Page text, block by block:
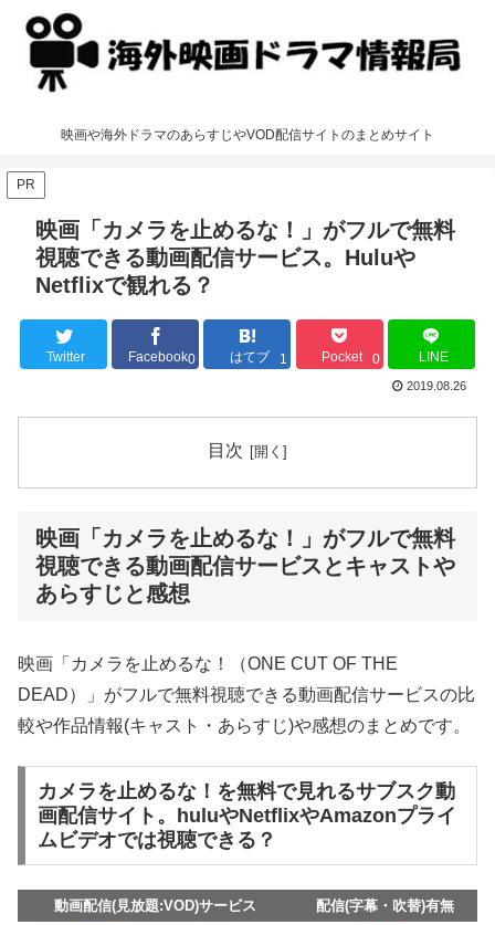
映画や海外ドラマのあらすじやVOD配信サイトのまとめサイト
PR
映画「カメラを止めるな！」がフルで無料
視聴できる動画配信サービス。Huluや
Netflixで観れる？
Twitter Facebook0 はてブ 1 Pocket 0 LINE
2019.08.26
目次
映画「カメラを止めるな！」がフルで無料
視聴できる動画配信サービスとキャストや
あらすじと感想
映画「カメラを止めるな！（ONE CUT OF THE
DEAD）」がフルで無料視聴できる動画配信サービスの比
較や作品情報(キャスト・あらすじ)や感想のまとめです。
カメラを止めるな！を無料で見れるサブスク動
画配信サイト。huluやNetflixやAmazonプライ
ムビデオでは視聴できる？
動画配信(見放題:VOD)サービス
配信(字幕・吹替)有無